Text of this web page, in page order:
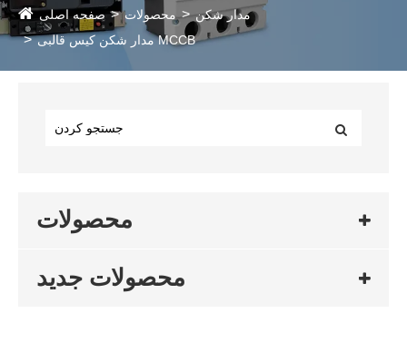
صفحه اصلی محصولات
مدار شکن
مدار شکن کیس قالبی MCCB
محصولات
محصولات جدید